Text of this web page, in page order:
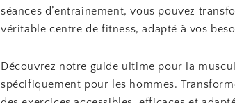
séances d’entraînement, vous pouvez
véritable centre de fitness, adapté à vos
Découvrez notre guide ultime pour la
spécifiquement pour les hommes.